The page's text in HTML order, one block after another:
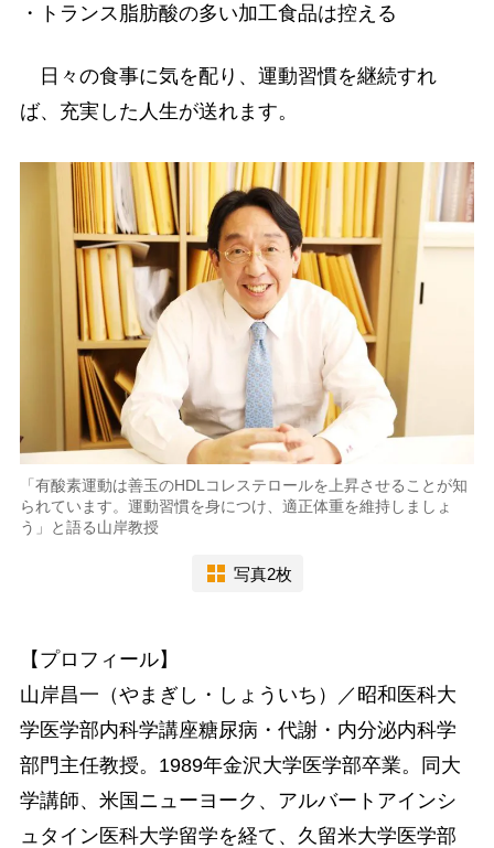
・トランス脂肪酸の多い加工食品は控える
日々の食事に気を配り、運動習慣を継続すれ
ば、充実した人生が送れます。
「有酸素運動は善玉のHDLコレステロールを上昇させることが知
られています。運動習慣を身につけ、適正体重を維持しましょ
う」と語る山岸教授
写真2枚
【プロフィール】
山岸昌一（やまぎし・しょういち）／昭和医科大
学医学部内科学講座糖尿病・代謝・内分泌内科学
部門主任教授。1989年金沢大学医学部卒業。同大
学講師、米国ニューヨーク、アルバートアインシ
ュタイン医科大学留学を経て、久留米大学医学部